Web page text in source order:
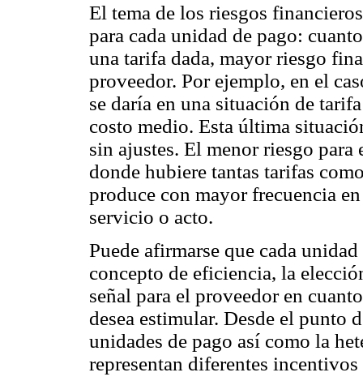
El tema de los riesgos
para cada unidad de pago:
una tarifa dada, mayor riesgo
proveedor. Por ejemplo, en el
se daría en una situación de
costo medio. Esta última
sin ajustes. El menor riesgo
donde hubiere tantas tarifas
produce con mayor frecuencia
servicio o acto.
Puede afirmarse que cada
concepto de eficiencia, la
señal para el proveedor en
desea estimular. Desde el punto
unidades de pago así como la
representan diferentes